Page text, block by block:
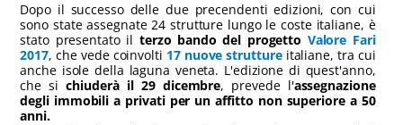
Dopo il successo delle due precendenti edizioni, con cui
sono state assegnate 24 strutture lungo le coste italiane, è
stato presentato il terzo bando del progetto Valore Fari
2017, che vede coinvolti 17 nuove strutture italiane, tra cui
anche isole della laguna veneta. L'edizione di quest'anno,
che sichiuderà il 29 dicembre, prevede l'assegnazione
degli immobili a privati per un affitto non superiore a 50
anni.